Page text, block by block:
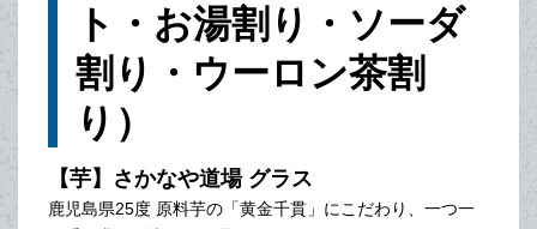
ト・お湯割り・ソーダ
割り・ウーロン茶割
り）
【芋】さかなや道場 グラス
鹿児島県25度 原料芋の「黄金千貫」にこだわり、一つ一